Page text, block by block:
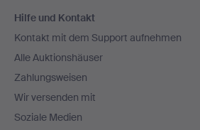
Navigation
Hilfe und Kontakt
Kontakt mit dem Support aufnehmen
Alle Auktionshäuser
Zahlungsweisen
Wir versenden mit
Soziale Medien